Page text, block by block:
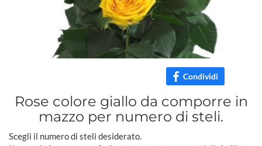
Condividi
Rose colore giallo da comporre in
mazzo per numero di steli.
Scegli il numero di steli desiderato.